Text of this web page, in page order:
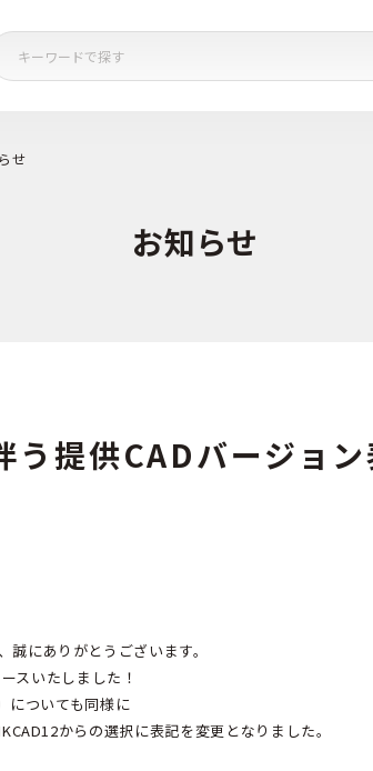
せ
お知らせ
提供CADバージョ
にありがとうございます。
スいたしました！
についても同様に
からの選択に表記を変更となりました。